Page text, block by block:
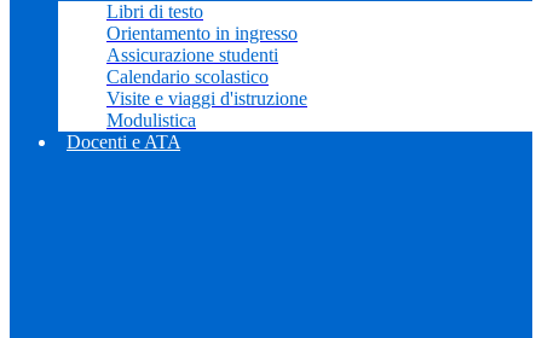
Libri di testo
Orientamento in ingresso
Assicurazione studenti
Calendario scolastico
Visite e viaggi d'istruzione
Modulistica
Docenti e ATA